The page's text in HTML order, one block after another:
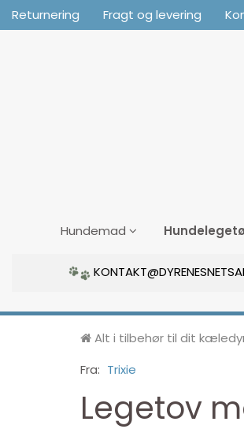
Returnering Fragt og levering
Hundemad
Alt i tilbehør til dit
Fra: Trixie
Legetov